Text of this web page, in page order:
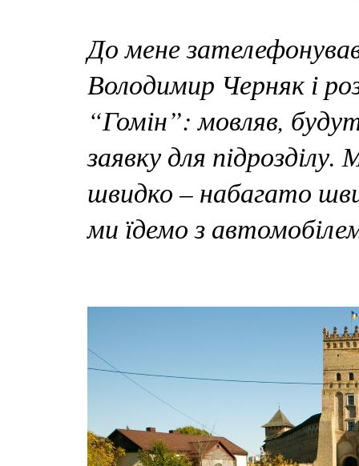
До мене
Володимир Черняк і
“Гомін”: мовляв,
заявку для
швидко – набагато
ми їдемо з